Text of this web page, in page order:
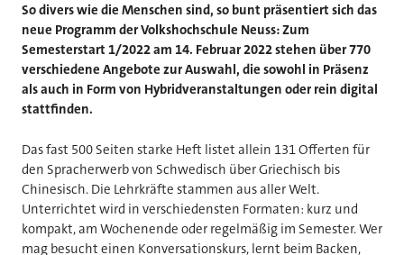
So divers wie die Menschen sind, so bunt präsentiert sich das
neue Programm der Volkshochschule Neuss: Zum
Semesterstart 1/2022 am 14. Februar 2022 stehen über 770
verschiedene Angebote zur Auswahl, die sowohl in Präsenz
als auch in Form von Hybridveranstaltungen oder rein digital
stattfinden.
Das fast 500 Seiten starke Heft listet allein 131 Offerten für
den Spracherwerb von Schwedisch über Griechisch bis
Chinesisch. Die Lehrkräfte stammen aus aller Welt.
Unterrichtet wird in verschiedensten Formaten: kurz und
kompakt, am Wochenende oder regelmäßig im Semester. Wer
mag besucht einen Konversationskurs, lernt beim Backen,